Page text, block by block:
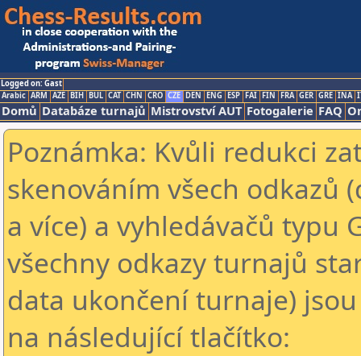
Logged on: Gast
Arabic ARM AZE BIH BUL CAT CHN CRO CZE DEN ENG ESP FAI FIN FRA GER GRE INA
Domů Databáze turnajů Mistrovství AUT Fotogalerie FAQ
Poznámka: Kvůli redukci
skenováním všech odkazů
a více) a vyhledávačů typu
všechny odkazy turnajů
data ukončení turnaje)
na následující tlačítko: